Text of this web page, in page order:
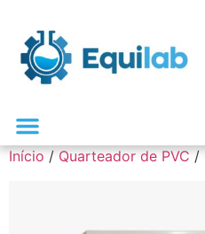
Início/Quarteador de PVC/